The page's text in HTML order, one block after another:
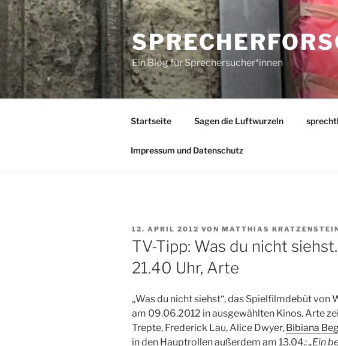
Zum
Inhalt
springen
Ein Blog für Sprechersucher*innen
Startseite Sagen die Luftwurzeln
Impressum und Datenschutz
VERÖFFENTLICHT
AM
12. APRIL 2012 VON MATTHIAS
TV-Tipp: Was du nicht
21.40 Uhr, Arte
„Was du nicht siehst“, das Spielfilmdebüt von
am 09.06.2012 in ausgewählten Kinos. Arte
Trepte, Frederick Lau, Alice Dwyer, Bibiana
in den Hauptrollen außerdem am 13.04.:„Ein